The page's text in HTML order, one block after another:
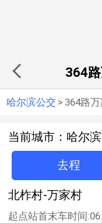
364
哈尔滨公交 > 364路
当前城市：哈尔
去程
北柞村-万家村
起点站首末车时间